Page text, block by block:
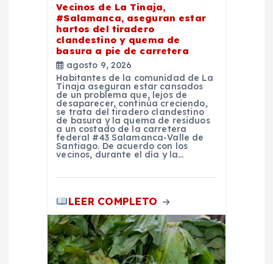
Vecinos de La Tinaja,
#Salamanca, aseguran estar
hartos del tiradero
clandestino y quema de
basura a pie de carretera
agosto 9, 2026
Habitantes de la comunidad de La
Tinaja aseguran estar cansados
de un problema que, lejos de
desaparecer, continúa creciendo,
se trata del tiradero clandestino
de basura y la quema de residuos
a un costado de la carretera
federal #43 Salamanca-Valle de
Santiago. De acuerdo con los
vecinos, durante el día y la…
LEER COMPLETO